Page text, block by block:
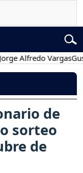
Vargas
de
sorteo
de